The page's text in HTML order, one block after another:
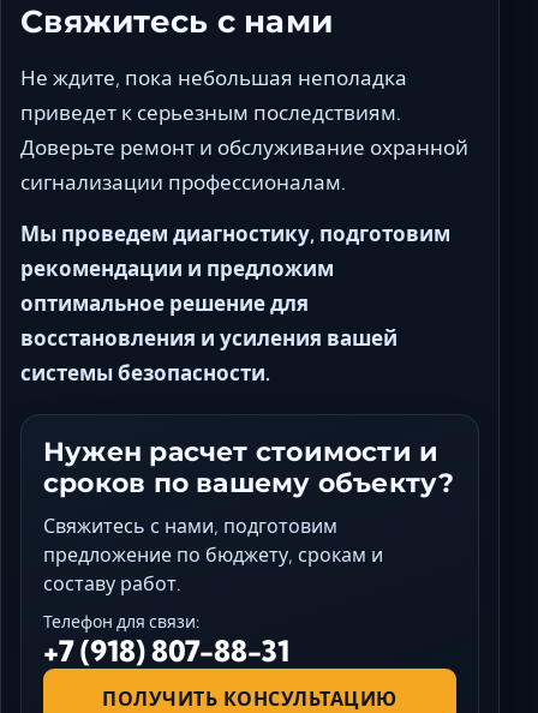
Свяжитесь с нами
Не ждите, пока небольшая неполадка
приведет к серьезным последствиям.
Доверьте ремонт и обслуживание охранной
сигнализации профессионалам.
Мы проведем диагностику, подготовим
рекомендации и предложим
оптимальное решение для
восстановления и усиления вашей
системы безопасности.
Нужен расчет стоимости и
сроков по вашему объекту?
Свяжитесь с нами, подготовим
предложение по бюджету, срокам и
составу работ.
Телефон для связи:
+7 (918) 807-88-31
ПОЛУЧИТЬ КОНСУЛЬТАЦИЮ